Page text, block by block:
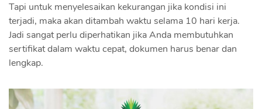
Tapi untuk menyelesaikan kekurangan jika kondisi ini
terjadi, maka akan ditambah waktu selama 10 hari kerja.
Jadi sangat perlu diperhatikan jika Anda membutuhkan
sertifikat dalam waktu cepat, dokumen harus benar dan
lengkap.